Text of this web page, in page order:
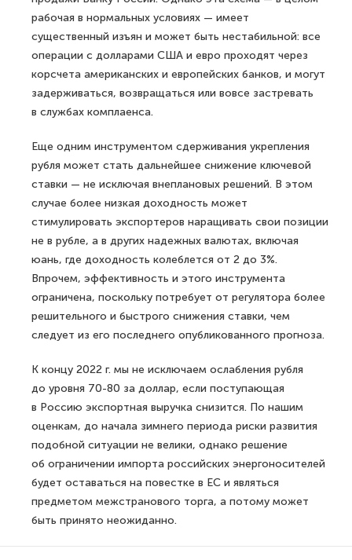
рабочая в нормальных условиях — имеет
существенный изъян и может быть нестабильной: все
операции с долларами США и евро проходят через
корсчета американских и европейских банков, и могут
задерживаться, возвращаться или вовсе застревать
в службах комплаенса.
Еще одним инструментом сдерживания укрепления
рубля может стать дальнейшее снижение ключевой
ставки — не исключая внеплановых решений. В этом
случае более низкая доходность может
стимулировать экспортеров наращивать свои позиции
не в рубле, а в других надежных валютах, включая
юань, где доходность колеблется от 2 до 3%.
Впрочем, эффективность и этого инструмента
ограничена, поскольку потребует от регулятора более
решительного и быстрого снижения ставки, чем
следует из его последнего опубликованного прогноза.
К концу 2022 г. мы не исключаем ослабления рубля
до уровня 70-80 за доллар, если поступающая
в Россию экспортная выручка снизится. По нашим
оценкам, до начала зимнего периода риски развития
подобной ситуации не велики, однако решение
об ограничении импорта российских энергоносителей
будет оставаться на повестке в ЕС и являться
предметом межстранового торга, а потому может
быть принято неожиданно.